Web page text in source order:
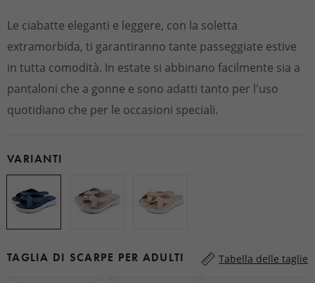
Le ciabatte eleganti e leggere, con la soletta
extramorbida, ti garantiranno tante passeggiate estive
in tutta comodità. In estate si abbinano facilmente sia a
pantaloni che a gonne e sono adatti tanto per l'uso
quotidiano che per le occasioni speciali.
VARIANTI
TAGLIA DI SCARPE PER ADULTI Tabella delle taglie